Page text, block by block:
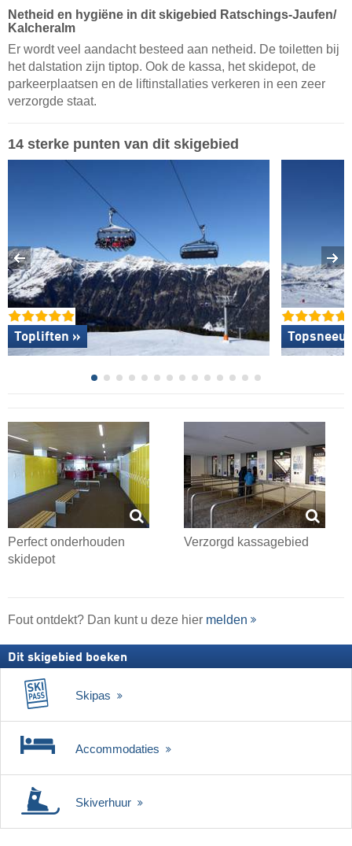
Netheid en hygiëne in dit skigebied Ratschings-Jaufen/​
Kalcheralm
Er wordt veel aandacht besteed aan netheid. De toiletten bij
het dalstation zijn tiptop. Ook de kassa, het skidepot, de
parkeerplaatsen en de liftinstallaties verkeren in een zeer
verzorgde staat.
14 sterke punten van dit skigebied
Topliften »
Perfect onderhouden
skidepot
Verzorgd kassagebied
Fout ontdekt? Dan kunt u deze hier melden
Dit skigebied boeken
Skipas
Accommodaties
Skiverhuur